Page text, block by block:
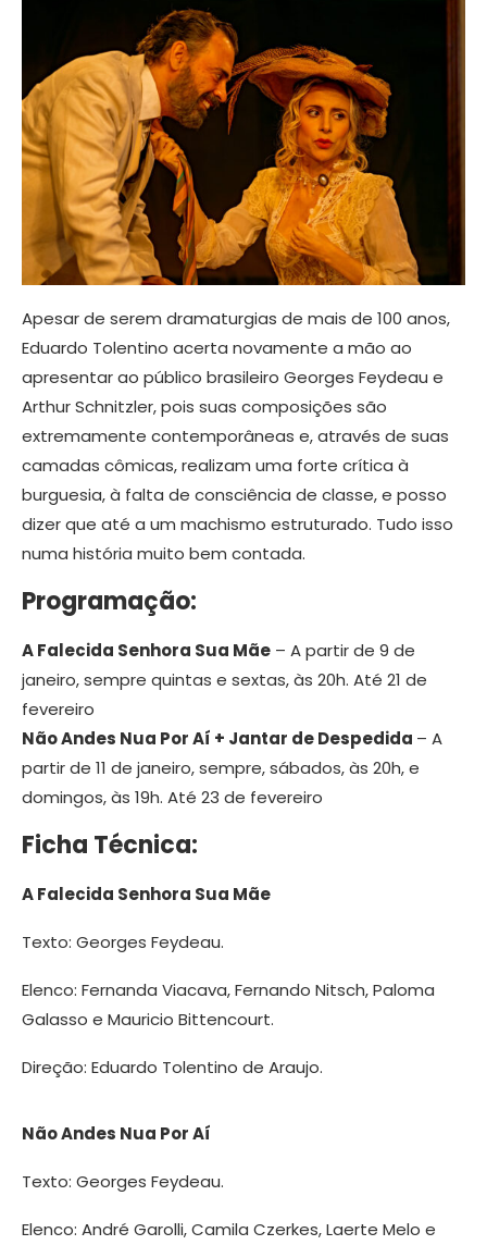
Apesar de serem dramaturgias de mais de 100 anos,
Eduardo Tolentino acerta novamente a mão ao
apresentar ao público brasileiro Georges Feydeau e
Arthur Schnitzler, pois suas composições são
extremamente contemporâneas e, através de suas
camadas cômicas, realizam uma forte crítica à
burguesia, à falta de consciência de classe, e posso
dizer que até a um machismo estruturado. Tudo isso
numa história muito bem contada.
Programação:
A Falecida Senhora Sua Mãe – A partir de 9 de
janeiro, sempre quintas e sextas, às 20h. Até 21 de
fevereiro
Não Andes Nua Por Aí + Jantar de Despedida – A
partir de 11 de janeiro, sempre, sábados, às 20h, e
domingos, às 19h. Até 23 de fevereiro
Ficha Técnica:
A Falecida Senhora Sua Mãe
Texto: Georges Feydeau.
Elenco: Fernanda Viacava, Fernando Nitsch, Paloma
Galasso e Mauricio Bittencourt.
Direção: Eduardo Tolentino de Araujo.
Não Andes Nua Por Aí
Texto: Georges Feydeau.
Elenco: André Garolli, Camila Czerkes, Laerte Melo e